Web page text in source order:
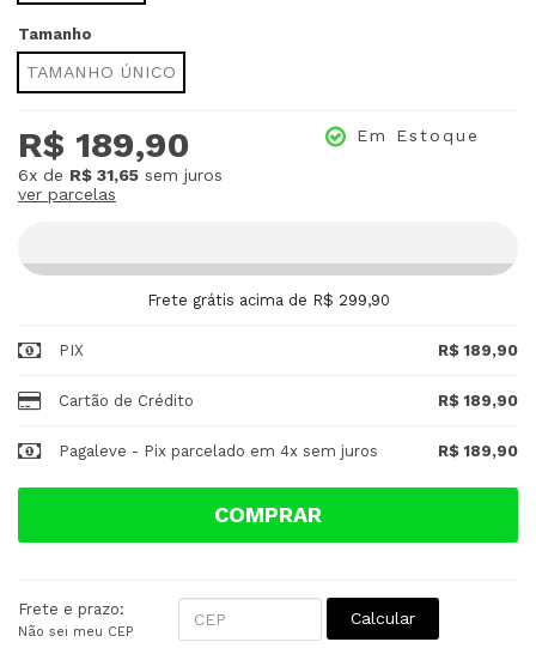
Tamanho
TAMANHO ÚNICO
R$ 189,90
6x de R$ 31,65 sem juros
ver parcelas
Em Estoque
Frete grátis acima de R$ 299,90
PIX R$ 189,90
Cartão de Crédito R$ 189,90
Pagaleve - Pix parcelado em 4x sem juros R$ 189,90
COMPRAR
Frete e prazo:
Não sei meu CEP
Calcular